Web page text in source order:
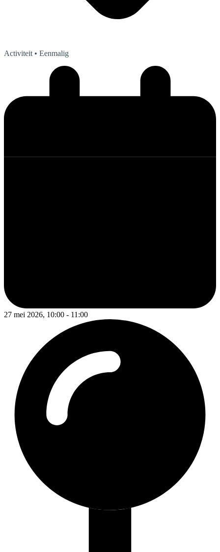
Activiteit • Eenmalig
27 mei 2026, 10:00 - 11:00